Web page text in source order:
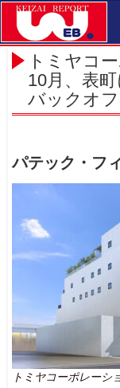
トミヤコ
10月、表
バックオ
パテック・フ
トミヤコーポレーシ